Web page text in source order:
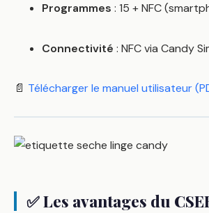
Programmes : 15 + NFC
Connectivité : NFC via Candy
📄 Télécharger le manuel utilisateur
✅ Les avantages du